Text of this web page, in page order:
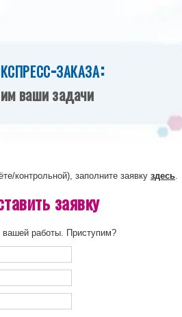
заказа:
ваши задачи
контрольной), заполните заявку здесь.
заявку
вашей работы. Приступим?